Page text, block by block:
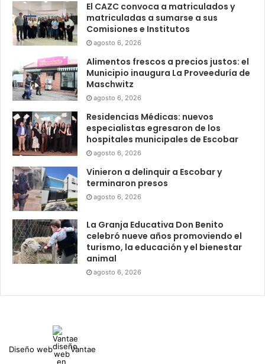
El CAZC convoca a matriculados y
matriculadas a sumarse a sus
Comisiones e Institutos
agosto 6, 2026
Alimentos frescos a precios justos: el
Municipio inaugura La Proveeduría de
Maschwitz
agosto 6, 2026
Residencias Médicas: nuevos
especialistas egresaron de los
hospitales municipales de Escobar
agosto 6, 2026
Vinieron a delinquir a Escobar y
terminaron presos
agosto 6, 2026
La Granja Educativa Don Benito
celebró nueve años promoviendo el
turismo, la educación y el bienestar
animal
agosto 6, 2026
Diseño web Vantae